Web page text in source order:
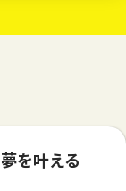
を叶える